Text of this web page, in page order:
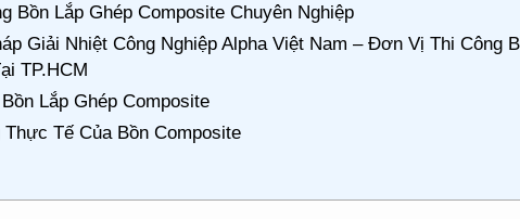
Bồn Lắp Ghép Composite Chuyên Nghiệp
Giải Nhiệt Công Nghiệp Alpha Việt Nam – Đơn Vị Thi Công
TP.HCM
Lắp Ghép Composite
Tế Của Bồn Composite